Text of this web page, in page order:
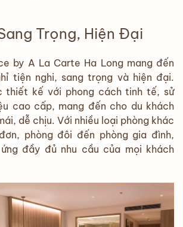
Trọng, Hiện Đại
by A La Carte Ha Long mang đến
tiện nghi, sang trọng và hiện đại.
thiết kế với phong cách tinh tế, sử
cao cấp, mang đến cho du khách
dễ chịu. Với nhiều loại phòng khác
phòng đôi đến phòng gia đình,
đầy đủ nhu cầu của mọi khách